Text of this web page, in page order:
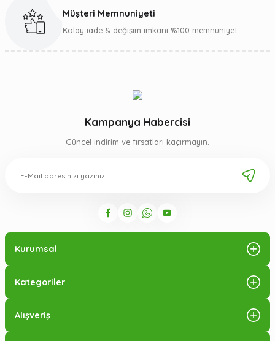
Gönder
Müşteri Memnuniyeti
Kolay iade & değişim imkanı %100 memnuniyet
Kampanya Habercisi
Güncel indirim ve fırsatları kaçırmayın.
Kurumsal
Kategoriler
Alışveriş